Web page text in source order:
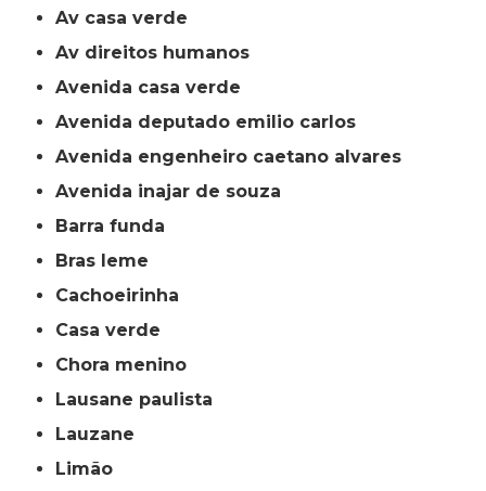
av casa verde
av direitos humanos
avenida casa verde
avenida deputado emilio carlos
avenida engenheiro caetano alvares
avenida inajar de souza
barra funda
bras leme
cachoeirinha
casa verde
chora menino
lausane paulista
lauzane
limão